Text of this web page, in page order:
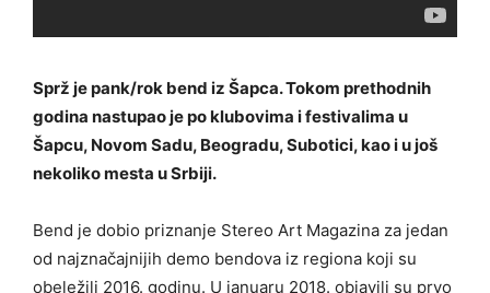
Sprž je pank/rok bend iz Šapca. Tokom prethodnih
godina nastupao je po klubovima i festivalima u
Šapcu, Novom Sadu, Beogradu, Subotici, kao i u još
nekoliko mesta u Srbiji.
Bend je dobio priznanje Stereo Art Magazina za jedan
od najznačajnijih demo bendova iz regiona koji su
obeležili 2016. godinu. U januaru 2018. objavili su prvo